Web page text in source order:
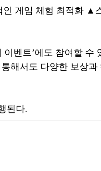
인 게임 체험 최적화 ▲
벤트’에도 참여할 수
해서도 다양한 보상
된다.